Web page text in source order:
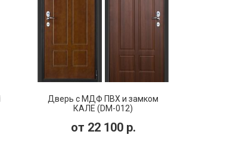
Дверь с МДФ ПВХ и замком
КАЛЕ (DM-012)
от 22 100р.